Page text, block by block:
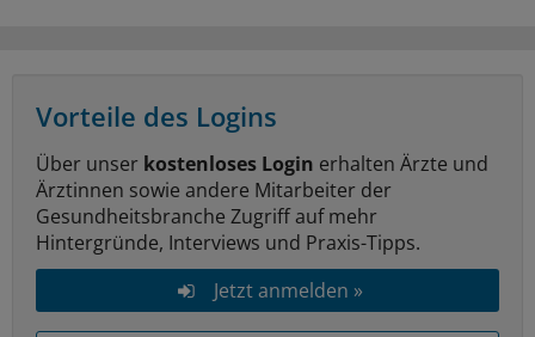
Vorteile des Logins
Über unser kostenloses Login erhalten Ärzte und
Ärztinnen sowie andere Mitarbeiter der
Gesundheitsbranche Zugriff auf mehr
Hintergründe, Interviews und Praxis-Tipps.
Jetzt anmelden »